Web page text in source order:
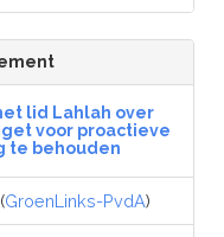
lid Lahlah over
voor proactieve
te behouden
(GroenLinks-PvdA)